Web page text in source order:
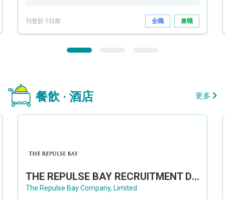
刊登於 1日前 全職 兼職
餐飲 · 酒店 更多
THE REPULSE BAY RECRUITMENT DAY 淺水灣影灣園人才招聘會
The Repulse Bay Company, Limited